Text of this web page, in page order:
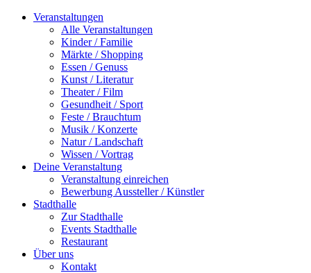
Veranstaltungen
Alle Veranstaltungen
Kinder / Familie
Märkte / Shopping
Essen / Genuss
Kunst / Literatur
Theater / Film
Gesundheit / Sport
Feste / Brauchtum
Musik / Konzerte
Natur / Landschaft
Wissen / Vortrag
Deine Veranstaltung
Veranstaltung einreichen
Bewerbung Aussteller / Künstler
Stadthalle
Zur Stadthalle
Events Stadthalle
Restaurant
Über uns
Kontakt